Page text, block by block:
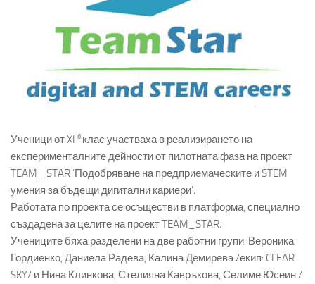
Ученици от XI б клас участваха в реализирането на
експерименталните дейности от пилотната фаза на проект
TEAM_ STAR ‘Подобряване на предприемаческите и STEM
умения за бъдещи дигитални кариери’.
Работата по проекта се осъществи в платформа, специално
създадена за целите на проект TEAM_STAR.
Учениците бяха разделени на две работни групи: Вероника
Гордиенко, Даниела Радева, Калина Демирева /екип: CLEAR
SKY/ и Нина Клинкова, Стелияна Кавръкова, Селиме Юсеин /